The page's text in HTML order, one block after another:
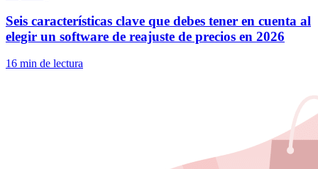
Seis características clave que debes tener en cuenta al
elegir un software de reajuste de precios en 2026
16 min de lectura